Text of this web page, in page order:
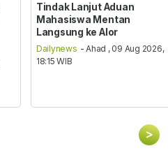
Tindak Lanjut Aduan
Mahasiswa Mentan
Langsung ke Alor
Dailynews - Ahad , 09 Aug 2026,
18:15 WIB
>